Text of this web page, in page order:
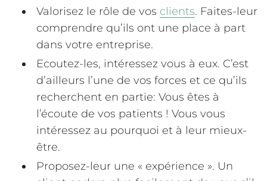
Valorisez le rôle de vos clients. Faites-leur
comprendre qu’ils ont une place à part
dans votre entreprise.
Ecoutez-les, intéressez vous à eux. C’est
d’ailleurs l’une de vos forces et ce qu’ils
recherchent en partie: Vous êtes à
l’écoute de vos patients ! Vous vous
intéressez au pourquoi et à leur mieux-
être.
Proposez-leur une « expérience ». Un